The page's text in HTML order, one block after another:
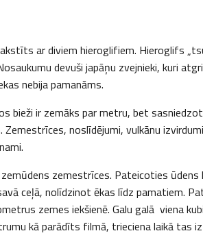
ar diviem hieroglifiem. Hieroglifs
devuši japāņu zvejnieki, kuri
nebija pamanāms.
bieži ir zemāks par metru, bet
noslīdējumi, vulkānu
zemestrīces. Pateicoties
ceļā, nolīdzinot ēkas līdz pamatiem.
zemes iekšienē. Galu galā viena
kā parādīts filmā, trieciena laikā tas